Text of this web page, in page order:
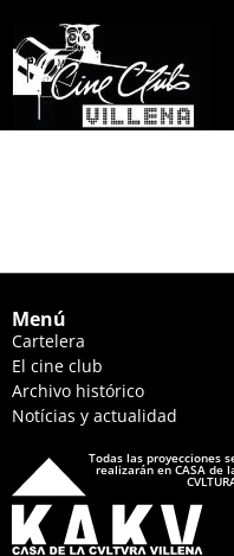
Menú
Cartelera
El cine club
Archivo histórico
Notícias y actualidad
Todas las proyecciones
realizarán en CASA de